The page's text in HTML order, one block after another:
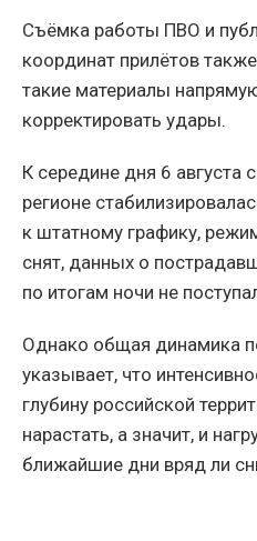
Съёмка работы ПВО и
координат прилётов
такие материалы
корректировать удары.
К середине дня 6 августа
регионе
к штатному графику,
снят, данных о
по итогам ночи не
Однако общая динамика
указывает, что
глубину российской
нарастать, а значит, и
ближайшие дни вряд ли